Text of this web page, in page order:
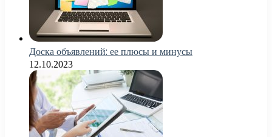
Доска объявлений: ее плюсы и минусы
12.10.2023